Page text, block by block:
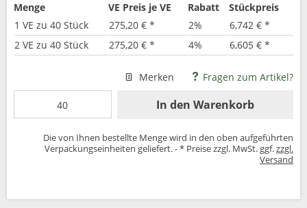
Menge VE Preis je VE Rabatt
Stückpreis
1 VE zu 40 Stück
275,20 € * 2%
6,742 € *
2 VE zu 40 Stück
275,20 € * 4% 6,605 € *
Merken Fragen zum Artikel?
In den Warenkorb
Die von Ihnen bestellte Menge wird in den oben aufgeführten
Verpackungseinheiten geliefert. - * Preise zzgl. MwSt. ggf.zzgl.
Versand